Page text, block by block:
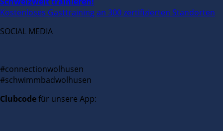
Kostenloses Gasttraining an 300 zertifizierten Standorten
SOCIAL MEDIA
#connectionwolhusen
#schwimmbadwolhusen
Clubcodefür unsere App: